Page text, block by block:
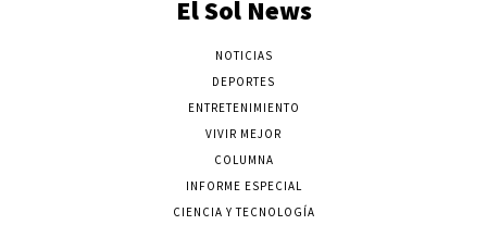
El Sol News
NOTICIAS
DEPORTES
ENTRETENIMIENTO
VIVIR MEJOR
COLUMNA
INFORME ESPECIAL
CIENCIA Y TECNOLOGÍA